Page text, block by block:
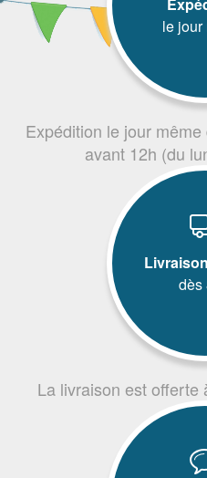
le jour
Expédition le jour
avant 12h (du
dès
La livraison est offerte